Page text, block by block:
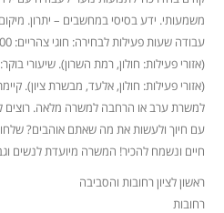
משמעותי. ידע בסיסי במחשבים – יתרון.
עבודה
(אזורי פעילות: חולון, אלעד, מבשרת ציון).
למשרת ערב או הרחבה למשרה מלאה. רוצים
עם חיוך ולעשות את מה שאתם אוהבים? שלחו
חיים ונשמח להכיר! המשרה מיועדת לנשים
ראשון לציון רחובות והסביבה
רחובות